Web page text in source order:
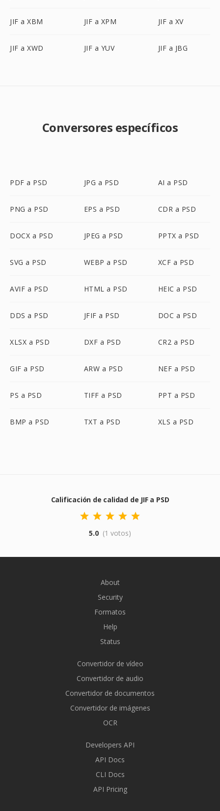
JIF a XBM JIF a XPM JIF a XV
JIF a XWD JIF a YUV JIF a JBG
Conversores específicos
PDF a PSD JPG a PSD AI a PSD
PNG a PSD EPS a PSD CDR a PSD
DOCX a PSD JPEG a PSD PPTX a PSD
SVG a PSD WEBP a PSD XCF a PSD
AVIF a PSD HTML a PSD HEIC a PSD
DDS a PSD JFIF a PSD DOC a PSD
XLSX a PSD DXF a PSD CR2 a PSD
GIF a PSD ARW a PSD NEF a PSD
PS a PSD TIFF a PSD PPT a PSD
BMP a PSD TXT a PSD XLS a PSD
Calificación de calidad de JIF a PSD
5.0 (1 votos)
About
Security
Formatos
Help
Status
Convertidor de vídeo
Convertidor de audio
Convertidor de documentos
Convertidor de imágenes
OCR
Developers API
API Docs
CLI Docs
API Pricing